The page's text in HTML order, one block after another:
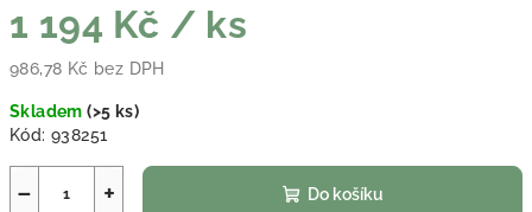
1 194 Kč / ks
986,78 Kč bez DPH
Skladem(>5 ks)
Kód: 938251
+
− Do košíku